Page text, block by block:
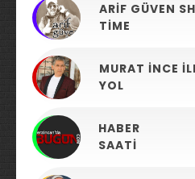
ARIF GÜVEN
TIME
MURAT İNCE
YOL
HABER
SAATI